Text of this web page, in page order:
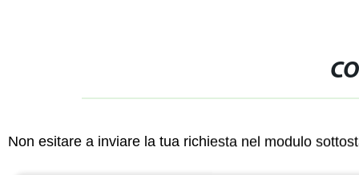
Non esitare a inviare la tua richiesta nel modulo